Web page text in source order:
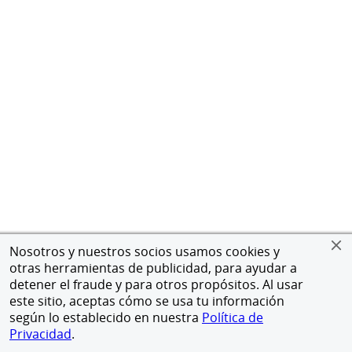
Nosotros y nuestros socios usamos cookies y
otras herramientas de publicidad, para ayudar a
detener el fraude y para otros propósitos. Al usar
este sitio, aceptas cómo se usa tu información
según lo establecido en nuestra Política de
Privacidad.